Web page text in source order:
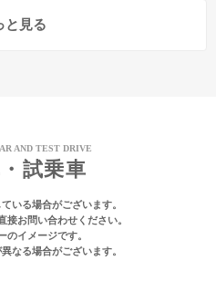
と見る
AND TEST DRIVE
試乗車
いる場合がございます。
接お問い合わせください。
イメージです。
なる場合がございます。